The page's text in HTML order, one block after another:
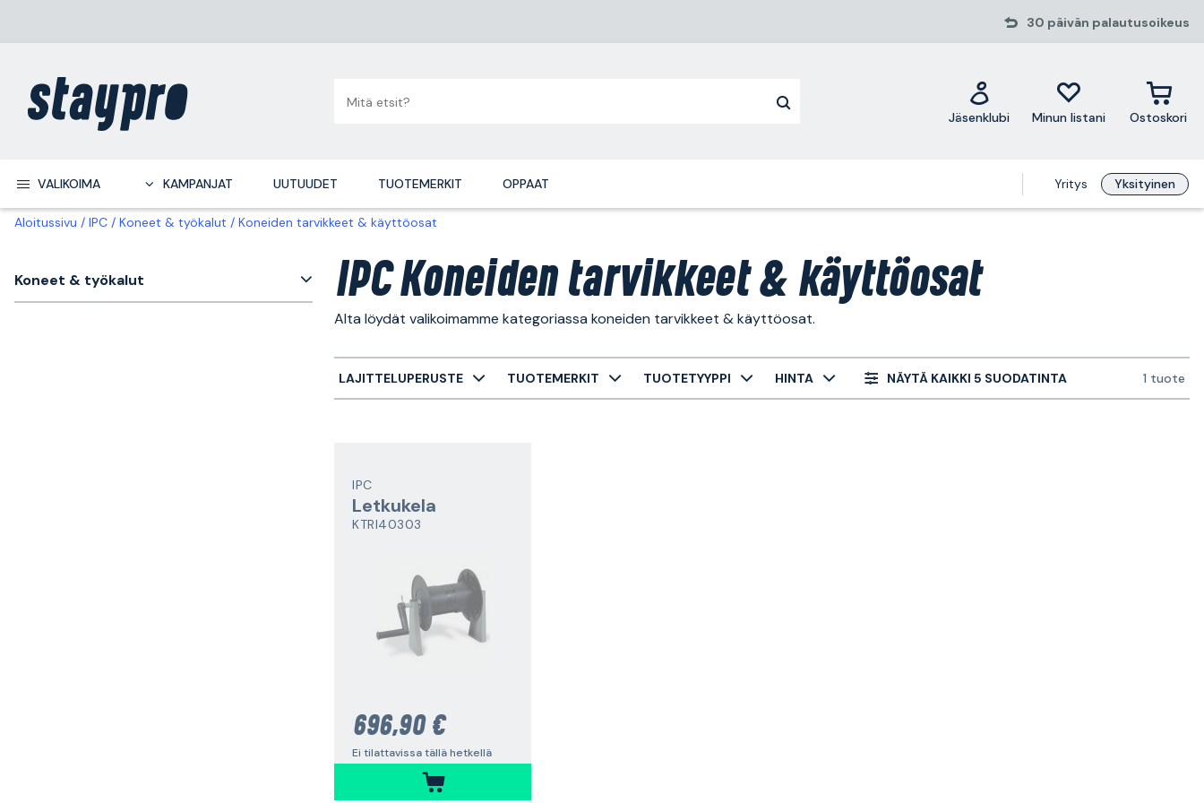
30 päivän palautusoikeus
Jäsenklubi Minun listani Ostoskori
VALIKOIMA KAMPANJAT UUTUUDET TUOTEMERKIT OPPAAT Yritys Yksityinen
Aloitussivu IPC Koneet & työkalut Koneiden tarvikkeet & käyttöosat
Koneet & työkalut IPC Koneiden tarvikkeet & käyttöosat
Alta löydät valikoimamme kategoriassa koneiden tarvikkeet & käyttöosat.
LAJITTELUPERUSTE TUOTEMERKIT TUOTETYYPPI HINTA NÄYTÄ KAIKKI 5 SUODATINTA 1 tuote
IPC
Letkukela
KTRI40303
696,90 €
Ei tilattavissa tällä hetkellä